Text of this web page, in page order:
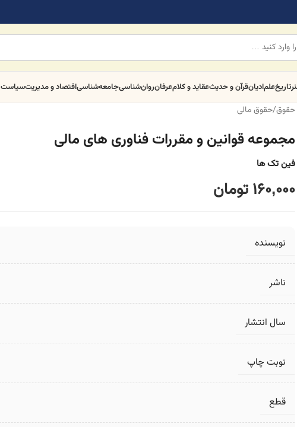
تاریخعلمادیانقرآن و حدیثعقاید و کلامعرفانروان‌شناسیجامعه‌شناسیاقتصاد و مدیریتسیاست
حقوق/حقوق مالی
مجموعه قوانین و مقررات فناوری های مالی
فین تک ها
160,000 تومان
نویسنده
ناشر
سال انتشار
نوبت چاپ
قطع